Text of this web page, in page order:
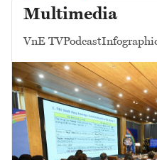
Multimedia
VnE TVPodcast